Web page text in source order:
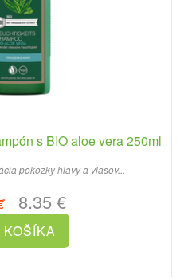
s BIO aloe vera 250ml
pokožky hlavy a vlasov...
8.35 €